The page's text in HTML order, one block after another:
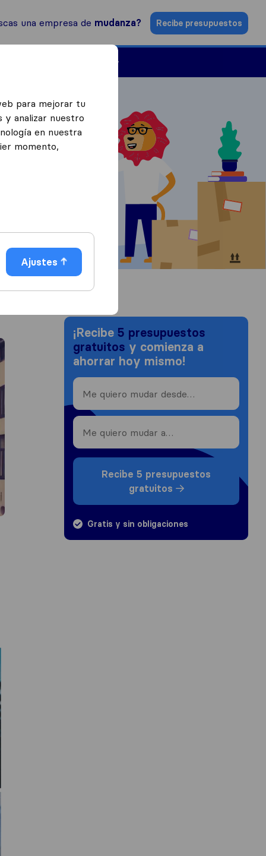
una empresa de mudanza? Recibe presupuestos
¡Recibe 5 presupuestos
gratuitos y comienza a
ahorrar hoy mismo!
Recibe 5 presupuestos
gratuitos
Gratis y sin obligaciones
para mejorar tu
y analizar nuestro
en nuestra
momento,
Ajustes